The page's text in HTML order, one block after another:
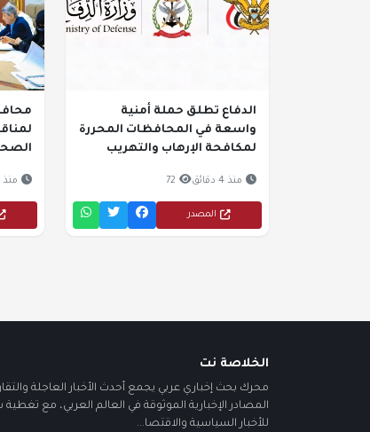
الدفاع تطلق حملة أمنية
واسعة في المحافظات المحررة
لمكافحة الإرهاب والتهريب
منذ 4 دقائق 72
المصدر
منذ 4 دقائق
الخلاصة نت
محرك بحث إخباري عربي يجمع أحدث الأخبار العاجلة
المصادر الإخبارية الموثوقة في العالم العربي، مع
للأخبار السياسية والاقتصا...